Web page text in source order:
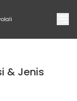
& Jenis